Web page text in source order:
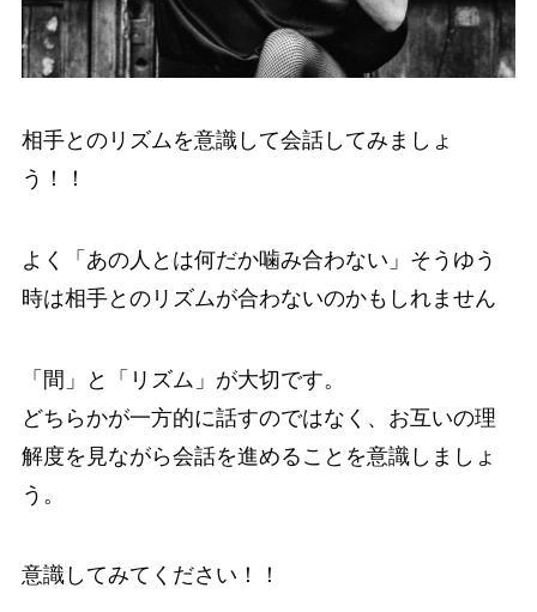
相手とのリズムを意識して会話してみましょ
う！！
よく「あの人とは何だか噛み合わない」そうゆう
時は相手とのリズムが合わないのかもしれません
「間」 と 「リズム」 が大切です。
どちらかが一方的に話すのではなく、お互いの理
解度を見ながら会話を進めることを意識しましょ
う。
意識してみてください！！